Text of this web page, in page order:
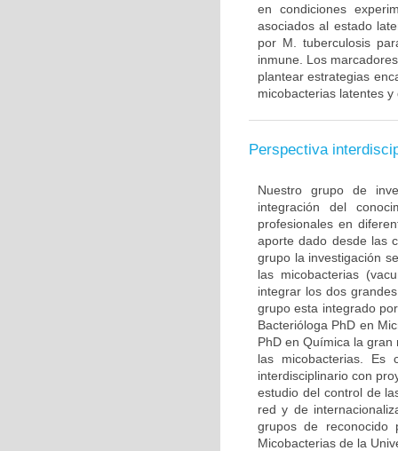
en condiciones
asociados al estado
por M. tuberculosis
inmune. Los
plantear estrategias
micobacterias latentes
Perspectiva
Nuestro grupo de
integración del
profesionales en
aporte dado desde las
grupo la investigación
las micobacterias
integrar los dos
grupo esta integrado
Bacterióloga PhD en
PhD en Química la
las micobacterias.
interdisciplinario con
estudio del control de
red y de
grupos de reconocido
Micobacterias de la